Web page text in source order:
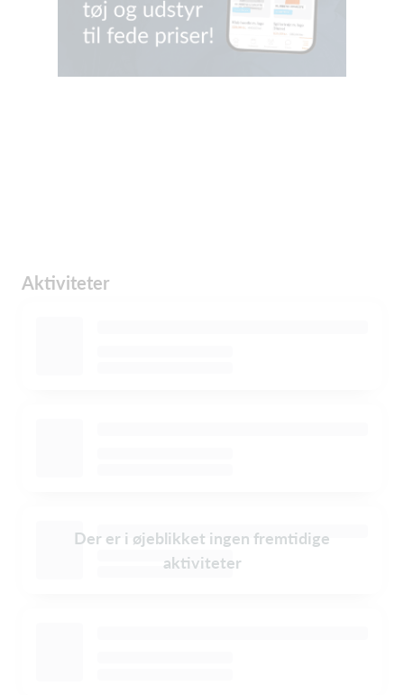
Aktiviteter
Der er i øjeblikket ingen fremtidige
aktiviteter